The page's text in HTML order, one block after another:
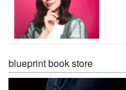
blueprint book store